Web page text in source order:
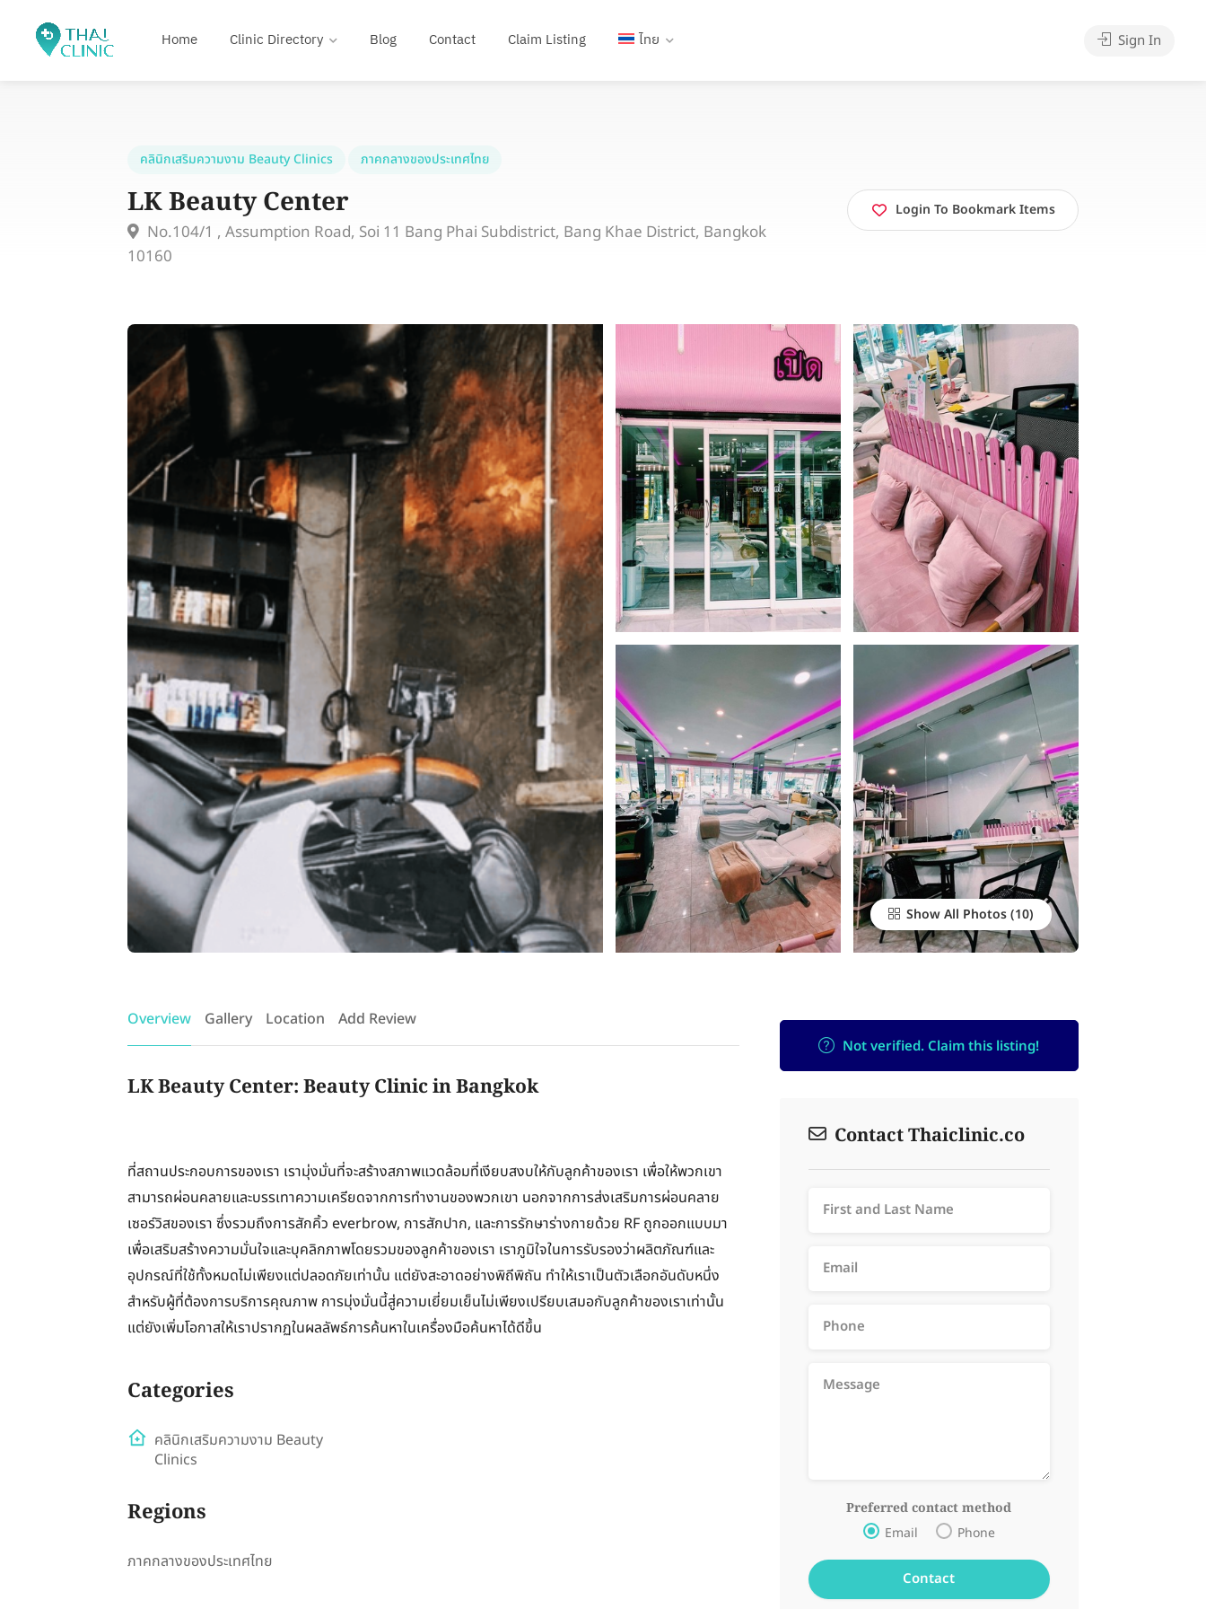
Home Clinic Directory Blog Contact Claim Listing ไทย Sign In
คลินิกเสริมความงาม Beauty Clinics ภาคกลางของประเทศไทย
LK Beauty Center
No.104/1 , Assumption Road, Soi 11 Bang Phai Subdistrict, Bang Khae District, Bangkok
10160
Login To Bookmark Items
Show All Photos
Overview Gallery Location Add Review
LK Beauty Center: Beauty Clinic in Bangkok
ที่สถานประกอบการของเรา เรามุ่งมั่นที่จะสร้างสภาพแวดล้อมที่เงียบสงบให้กับลูกค้าของเรา เพื่อให้พวกเขา
สามารถผ่อนคลายและบรรเทาความเครียดจากการทำงานของพวกเขา นอกจากการส่งเสริมการผ่อนคลาย
เซอร์วิสของเรา ซึ่งรวมถึงการสักคิ้ว everbrow, การสักปาก, และการรักษาร่างกายด้วย RF ถูกออกแบบมา
เพื่อเสริมสร้างความมั่นใจและบุคลิกภาพโดยรวมของลูกค้าของเรา เราภูมิใจในการรับรองว่าผลิตภัณฑ์และ
อุปกรณ์ที่ใช้ทั้งหมดไม่เพียงแต่ปลอดภัยเท่านั้น แต่ยังสะอาดอย่างพิถีพิถัน ทำให้เราเป็นตัวเลือกอันดับหนึ่ง
สำหรับผู้ที่ต้องการบริการคุณภาพ การมุ่งมั่นนี้สู่ความเยี่ยมเย็นไม่เพียงเปรียบเสมอกับลูกค้าของเราเท่านั้น
แต่ยังเพิ่มโอกาสให้เราปรากฏในผลลัพธ์การค้นหาในเครื่องมือค้นหาได้ดีขึ้น
Categories
คลินิกเสริมความงาม Beauty
Clinics
Regions
ภาคกลางของประเทศไทย
Not verified. Claim this listing!
Contact Thaiclinic.co
Preferred contact method
Email Phone